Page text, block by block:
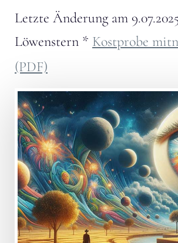
Letzte Änderung am
Löwenstern * Kostprobe
(PDF)